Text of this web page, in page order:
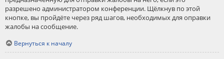
разрешено администратором конференции. Щёлкнув по этой
кнопке, вы пройдёте через ряд шагов, необходимых для оправки
жалобы на сообщение.
Вернуться к началу